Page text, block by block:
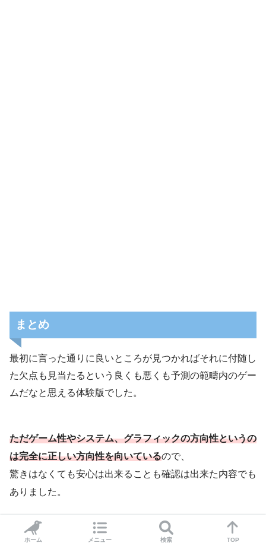
まとめ
最初に言った通りに良いところが見つかればそれに付随し
た欠点も見当たるという良くも悪くも予測の範疇内のゲー
ムだなと思える体験版でした。
ただゲーム性やシステム、グラフィックの方向性というの
は完全に正しい方向性を向いているので、
驚きはなくても安心は出来ることも確認は出来た内容でも
ありました。
ここから更に仲間が2人増えて、クラスチェンジも6つ解
禁されると考えると、
ホーム メニュー 検索 TOP